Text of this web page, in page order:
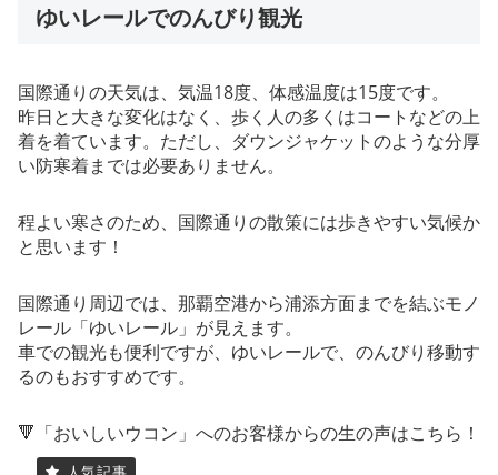
ゆいレールでのんびり観光
国際通りの天気は、気温18度、体感温度は15度です。
昨日と大きな変化はなく、歩く人の多くはコートなどの上
着を着ています。ただし、ダウンジャケットのような分厚
い防寒着までは必要ありません。
程よい寒さのため、国際通りの散策には歩きやすい気候か
と思います！
国際通り周辺では、那覇空港から浦添方面までを結ぶモノ
レール「ゆいレール」が見えます。
車での観光も便利ですが、ゆいレールで、のんびり移動す
るのもおすすめです。
🔻「おいしいウコン」へのお客様からの生の声はこちら！